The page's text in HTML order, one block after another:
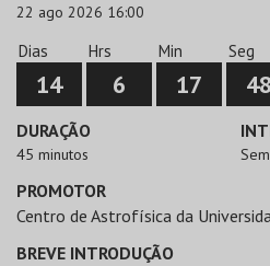
22 ago 2026 16:00
Dias
14
Hrs
6
Min
17
Seg
48
DURAÇÃO
45 minutos
PROMOTOR
Centro de Astrofísica da
BREVE INTRODUÇÃO